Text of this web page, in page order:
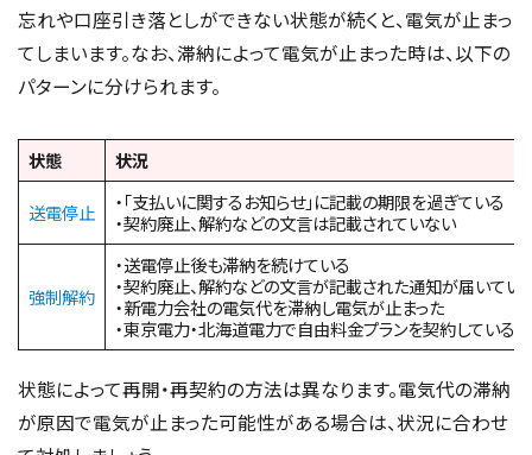
忘れや口座引き落としができない状態が続くと、電気が止まっ
てしまいます。なお、滞納によって電気が止まった時は、以下の
パターンに分けられます。
状態 状況
送電停止
・「支払いに関するお知らせ」に記載の期限を過ぎている
・契約廃止、解約などの文言は記載されていない
強制解約
・送電停止後も滞納を続けている
・契約廃止、解約などの文言が記載された通知が届いてい
・新電力会社の電気代を滞納し電気が止まった
・東京電力・北海道電力で自由料金プランを契約している
状態によって再開・再契約の方法は異なります。電気代の滞納
が原因で電気が止まった可能性がある場合は、状況に合わせ